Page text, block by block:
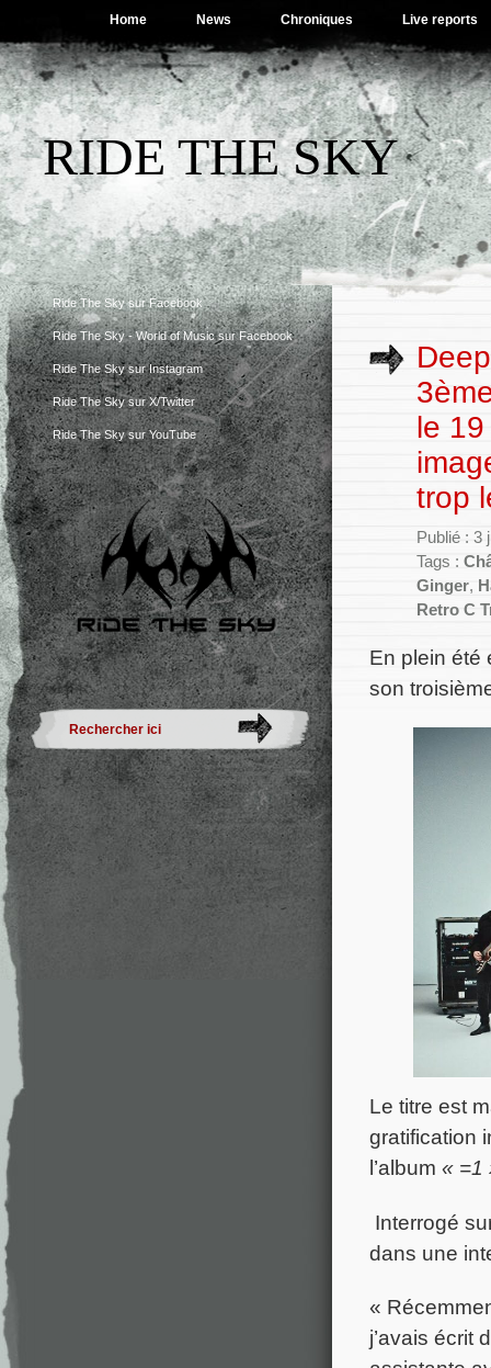
Home News Chroniques Live reports
RIDE THE SKY
Ride The Sky sur Facebook
Ride The Sky - World of Music sur Facebook
Ride The Sky sur Instagram
Ride The Sky sur X/Twitter
Ride The Sky sur YouTube
le
trop
Publié : 3
Tags :
Ginger,
Retro C
En plein été
son
Le titre est
gratification
l’album « =1
Interrogé
dans une
«
j’avais écrit